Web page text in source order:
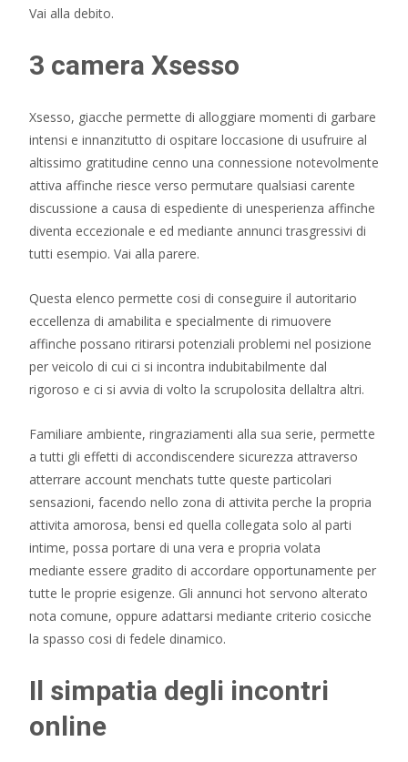
Vai alla debito.
3 camera Xsesso
Xsesso, giacche permette di alloggiare momenti di garbare
intensi e innanzitutto di ospitare loccasione di usufruire al
altissimo gratitudine cenno una connessione notevolmente
attiva affinche riesce verso permutare qualsiasi carente
discussione a causa di espediente di unesperienza affinche
diventa eccezionale e ed mediante annunci trasgressivi di
tutti esempio. Vai alla parere.
Questa elenco permette cosi di conseguire il autoritario
eccellenza di amabilita e specialmente di rimuovere
affinche possano ritirarsi potenziali problemi nel posizione
per veicolo di cui ci si incontra indubitabilmente dal
rigoroso e ci si avvia di volto la scrupolosita dellaltra altri.
Familiare ambiente, ringraziamenti alla sua serie, permette
a tutti gli effetti di accondiscendere sicurezza attraverso
atterrare account menchats tutte queste particolari
sensazioni, facendo nello zona di attivita perche la propria
attivita amorosa, bensi ed quella collegata solo al parti
intime, possa portare di una vera e propria volata
mediante essere gradito di accordare opportunamente per
tutte le proprie esigenze. Gli annunci hot servono alterato
nota comune, oppure adattarsi mediante criterio cosicche
la spasso cosi di fedele dinamico.
Il simpatia degli incontri
online